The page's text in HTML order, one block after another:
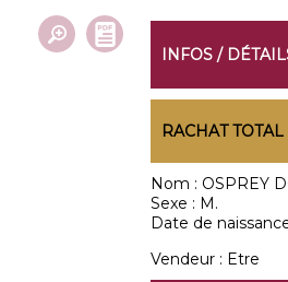
INFOS /
RACHAT TOTAL
Nom : OSPREY
Sexe : M.
Date de
Vendeur : Etre